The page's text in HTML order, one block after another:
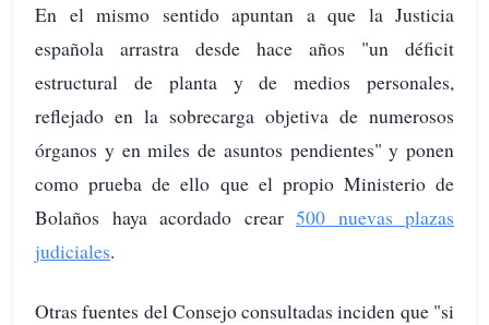
En el mismo sentido apuntan a que la Justicia
española arrastra desde hace años "un déficit
estructural de planta y de medios personales,
reflejado en la sobrecarga objetiva de numerosos
órganos y en miles de asuntos pendientes" y ponen
como prueba de ello que el propio Ministerio de
Bolaños haya acordado crear 500 nuevas plazas
judiciales.
Otras fuentes del Consejo consultadas inciden que "si